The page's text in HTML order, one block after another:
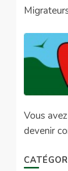
Vous
devenir